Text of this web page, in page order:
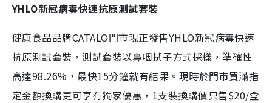
YHLO新冠病毒快速抗原測試套裝
健康食品品牌CATALO門市現正發售YHLO新冠病毒快速
抗原測試套裝，測試套裝以鼻咽拭子方式採樣，準確性
高達98.26%，最快15分鐘就有結果。現時於門市買滿指
定金額換購更可享有獨家優惠，1支裝換購價只售$20/盒